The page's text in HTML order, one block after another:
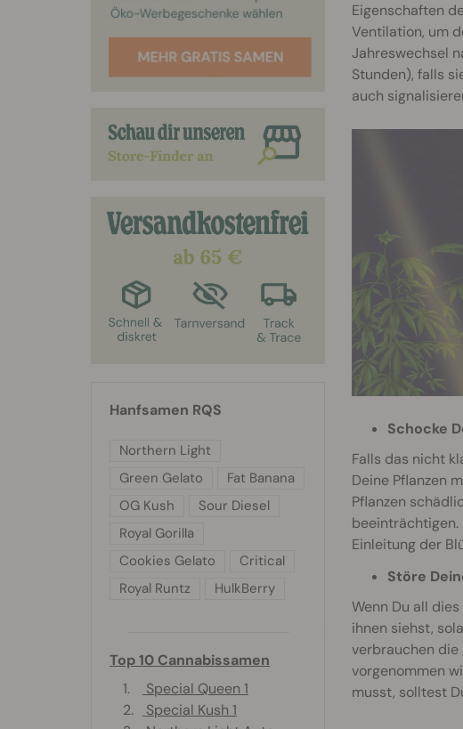
Eigenschaften
Ventilation, um
Jahreswechsel
Stunden), falls
auch
Schocke
Falls das nicht
Deine Pflanzen
Pflanzen
beeinträchtigen.
Einleitung der
Störe
Wenn Du all
ihnen siehst,
verbrauchen die
vorgenommen
musst, solltest
Hanfsamen RQS
Northern Light
Green Gelato
Fat Banana
OG Kush
Sour Diesel
Royal Gorilla
Cookies Gelato
Critical
Royal Runtz
HulkBerry
Top 10 Cannabissamen
1.
Special Queen 1
2.
Special Kush 1